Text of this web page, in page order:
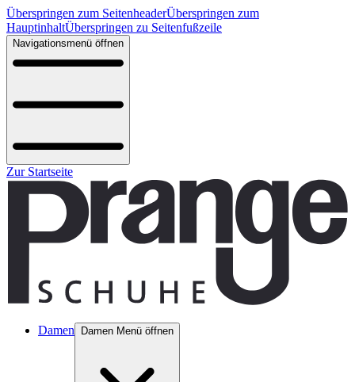
Überspringen zum SeitenheaderÜberspringen zum
HauptinhaltÜberspringen zu Seitenfußzeile
Navigationsmenü öffnen
Zur Startseite
Damen Damen Menü öffnen